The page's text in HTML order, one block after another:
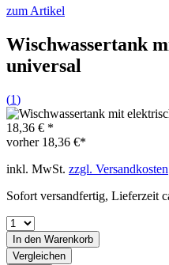
zum Artikel
Wischwassertank
universal
(1)
18,36 € *
vorher 18,36 €*
inkl. MwSt. zzgl. Versandkosten
Sofort versandfertig, Lieferzeit
In den Warenkorb
Vergleichen